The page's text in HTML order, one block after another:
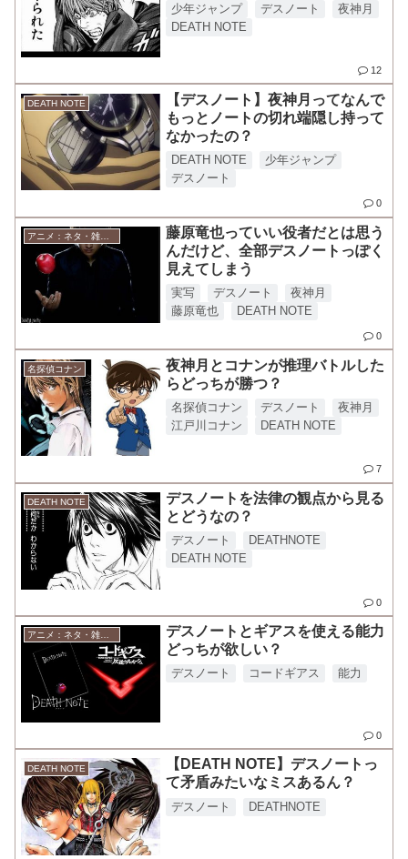
少年ジャンプ デスノート
夜神月
DEATH NOTE
12
DEATH NOTE
【デスノート】夜神月ってなんで
もっとノートの切れ端隠し持って
なかったの？
DEATH NOTE
少年ジャンプ
デスノート
0
アニメ：ネタ・雑談・ニュース
藤原竜也っていい役者だとは思う
んだけど、全部デスノートっぽく
見えてしまう
実写 デスノート
夜神月
藤原竜也
DEATH NOTE
0
名探偵コナン
夜神月とコナンが推理バトルした
らどっちが勝つ？
名探偵コナン デスノート
夜神月
江戸川コナン
DEATH NOTE
7
DEATH NOTE
デスノートを法律の観点から見る
とどうなの？
デスノート
DEATHNOTE
DEATH NOTE
0
アニメ：ネタ・雑談・ニュース
デスノートとギアスを使える能力
どっちが欲しい？
デスノート コードギアス 能力
0
DEATH NOTE
【DEATH NOTE】デスノートっ
て矛盾みたいなミスあるん？
デスノート DEATHNOTE